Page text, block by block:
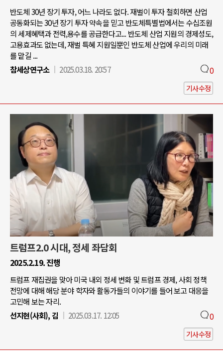
반도체 30년 장기 투자, 어느 나라도 없다. 재벌이 투자 철회하면 산업
공동화되는 30년 장기 투자 약속을 믿고 반도체특별법에서는 수십조원
의 세제혜택과 전력,용수를 공급한다고... 반도체 산업 지원의 경제성도,
고용효과도 없는데, 재벌 특혜 지원일뿐인 반도체 산업에 우리의 미래
를 맡길 ...
참세상연구소
2025.03.18. 20:57 0
기사수정
트럼프2.0 시대, 정세 좌담회
2025.2.19. 진행
트럼프 재집권을 맞아 미국 내외 정세 변화 및 트럼프 경제, 사회 정책
전망에 대해 해당 분야 학자와 활동가들의 이야기를 들어 보고 대응을
고민해 보는 자리.
선지현(사회), 김
2025.03.17. 12:05 0
기사수정